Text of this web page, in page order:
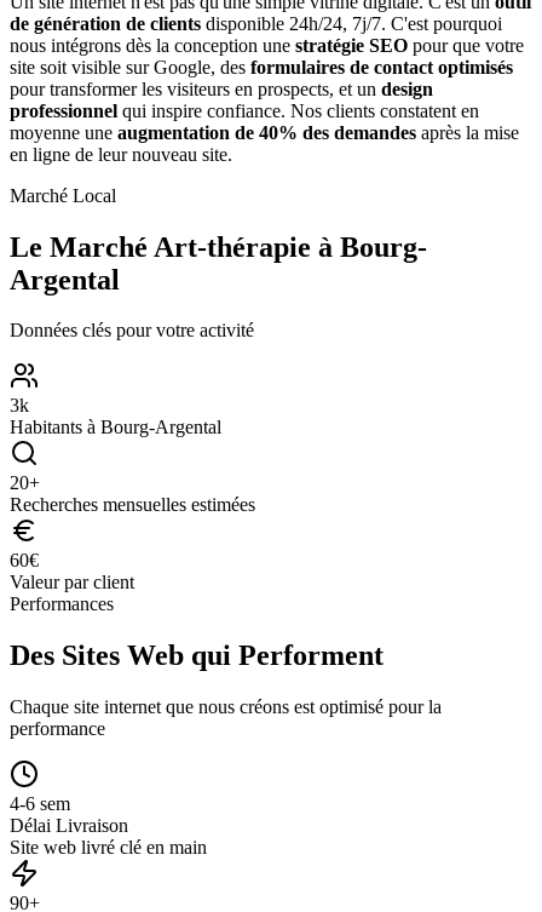
de génération de clients disponible 24h/24, 7j/7. C'est pourquoi
nous intégrons dès la conception une stratégie SEO pour que votre
site soit visible sur Google, des formulaires de contact optimisés
pour transformer les visiteurs en prospects, et un design
professionnel qui inspire confiance. Nos clients constatent en
moyenne une augmentation de 40% des demandes après la mise
en ligne de leur nouveau site.
Marché Local
Le Marché Art-thérapie à Bourg-
Argental
Données clés pour votre activité
3k
Habitants à Bourg-Argental
20+
Recherches mensuelles estimées
60€
Valeur par client
Performances
Des Sites Web qui Performent
Chaque site internet que nous créons est optimisé pour la
performance
4-6 sem
Délai Livraison
Site web livré clé en main
90+